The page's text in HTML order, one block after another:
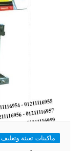
ماكينات تعبئة